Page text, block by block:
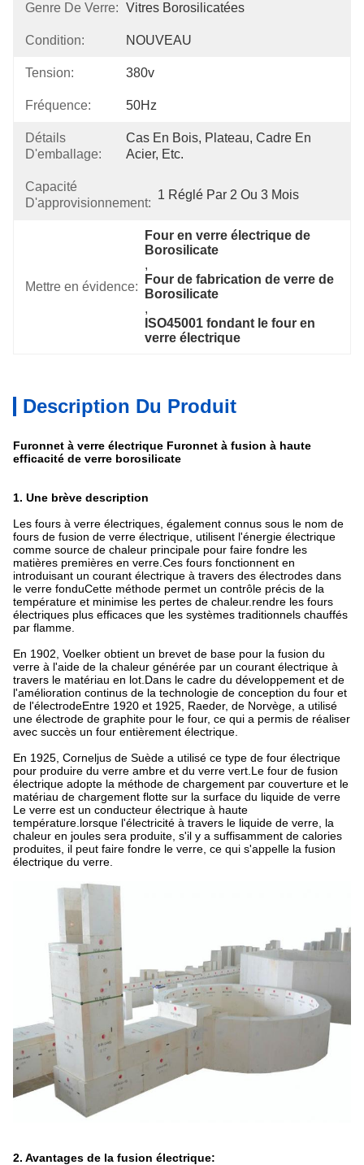
Genre De Verre: Vitres Borosilicatées
Condition: NOUVEAU
Tension: 380v
Fréquence: 50Hz
Détails
D'emballage:
Cas En Bois, Plateau, Cadre En
Acier, Etc.
Capacité
D'approvisionnement:
1 Réglé Par 2 Ou 3 Mois
Mettre en évidence:
Four en verre électrique de
Borosilicate
,
Four de fabrication de verre de
Borosilicate
,
ISO45001 fondant le four en
verre électrique
Description Du Produit
Furonnet à verre électrique Furonnet à fusion à haute
efficacité de verre borosilicate
1. Une brève description
Les fours à verre électriques, également connus sous le nom de
fours de fusion de verre électrique, utilisent l'énergie électrique
comme source de chaleur principale pour faire fondre les
matières premières en verre.Ces fours fonctionnent en
introduisant un courant électrique à travers des électrodes dans
le verre fonduCette méthode permet un contrôle précis de la
température et minimise les pertes de chaleur.rendre les fours
électriques plus efficaces que les systèmes traditionnels chauffés
par flamme.
En 1902, Voelker obtient un brevet de base pour la fusion du
verre à l'aide de la chaleur générée par un courant électrique à
travers le matériau en lot.Dans le cadre du développement et de
l'amélioration continus de la technologie de conception du four et
de l'électrodeEntre 1920 et 1925, Raeder, de Norvège, a utilisé
une électrode de graphite pour le four, ce qui a permis de réaliser
avec succès un four entièrement électrique.
En 1925, Corneljus de Suède a utilisé ce type de four électrique
pour produire du verre ambre et du verre vert.Le four de fusion
électrique adopte la méthode de chargement par couverture et le
matériau de chargement flotte sur la surface du liquide de verre
Le verre est un conducteur électrique à haute
température.lorsque l'électricité à travers le liquide de verre, la
chaleur en joules sera produite, s'il y a suffisamment de calories
produites, il peut faire fondre le verre, ce qui s'appelle la fusion
électrique du verre.
2. Avantages de la fusion électrique: